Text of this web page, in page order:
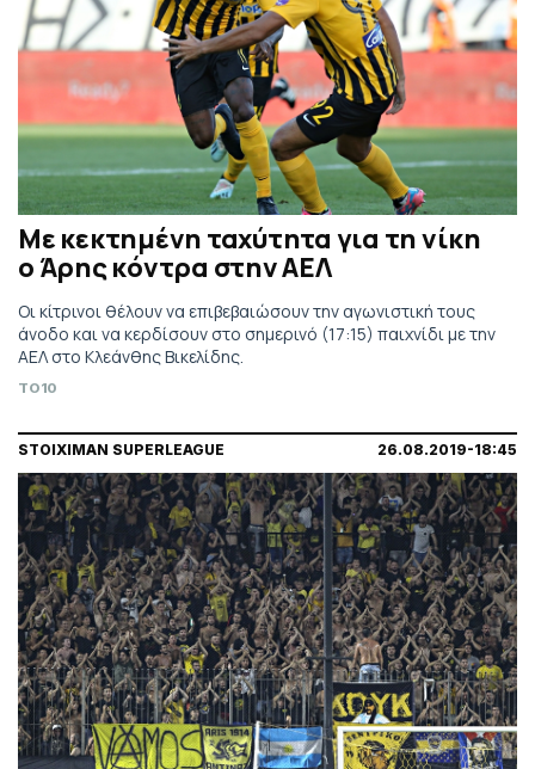
Με κεκτημένη ταχύτητα για τη νίκη
ο Άρης κόντρα στην ΑΕΛ
Οι κίτρινοι θέλουν να επιβεβαιώσουν την αγωνιστική τους
άνοδο και να κερδίσουν στο σημερινό (17:15) παιχνίδι με την
ΑΕΛ στο Κλεάνθης Βικελίδης.
TO10
STOIXIMAN SUPERLEAGUE 26.08.2019-18:45